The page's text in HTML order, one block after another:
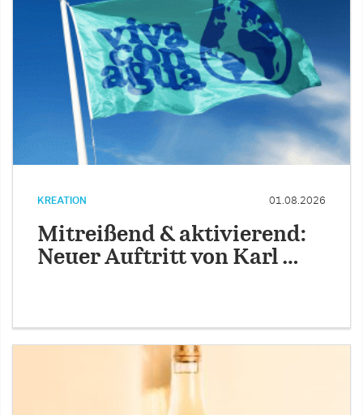
KREATION 01.08.2026
Mitreißend & aktivierend:
Neuer Auftritt von Karl …